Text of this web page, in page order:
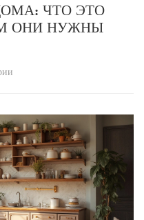
ЧТО ЭТО
ОНИ НУЖНЫ